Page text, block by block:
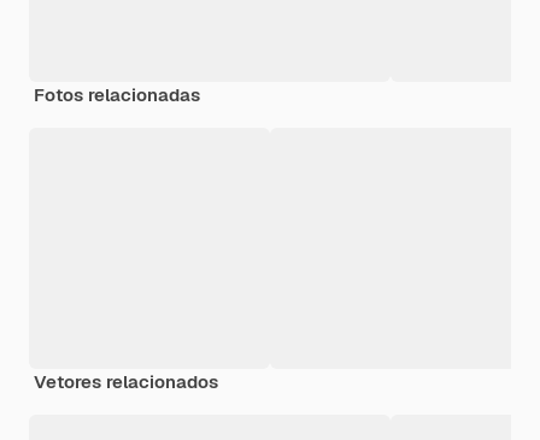
Fotos relacionadas
Vetores relacionados